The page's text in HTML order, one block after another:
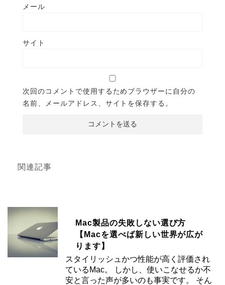
メール
サイト
次回のコメントで使用するためブラウザーに自分の
名前、メールアドレス、サイトを保存する。
関連記事
Mac製品の失敗しない選び方
【Macを選べば新しい世界が広が
ります】
スタイリッシュかつ性能が高く評価され
ているMac。 しかし、使いこなせるか不
安と言った声が多いのも事実です。 そん